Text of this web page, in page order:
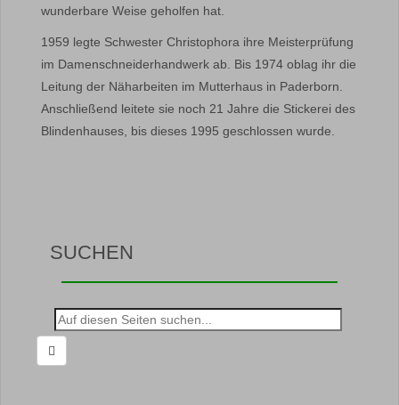
wunderbare Weise geholfen hat.
1959 legte Schwester Christophora ihre Meisterprüfung
im Damenschneiderhandwerk ab. Bis 1974 oblag ihr die
Leitung der Näharbeiten im Mutterhaus in Paderborn.
Anschließend leitete sie noch 21 Jahre die Stickerei des
Blindenhauses, bis dieses 1995 geschlossen wurde.
SUCHEN
Suche
nach: